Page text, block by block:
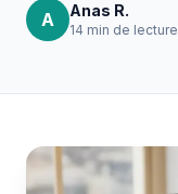
A Anas R.
14 min de lecture